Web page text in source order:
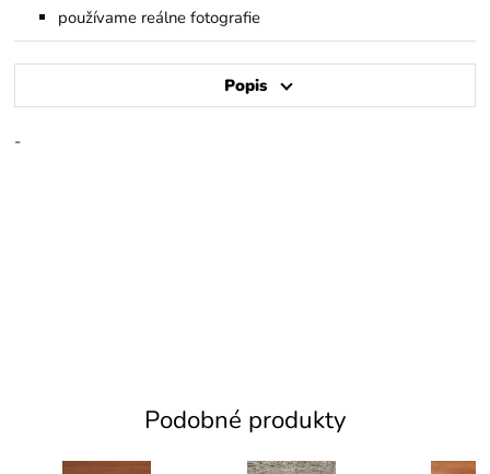
používame reálne fotografie
Popis
-
Podobné produkty